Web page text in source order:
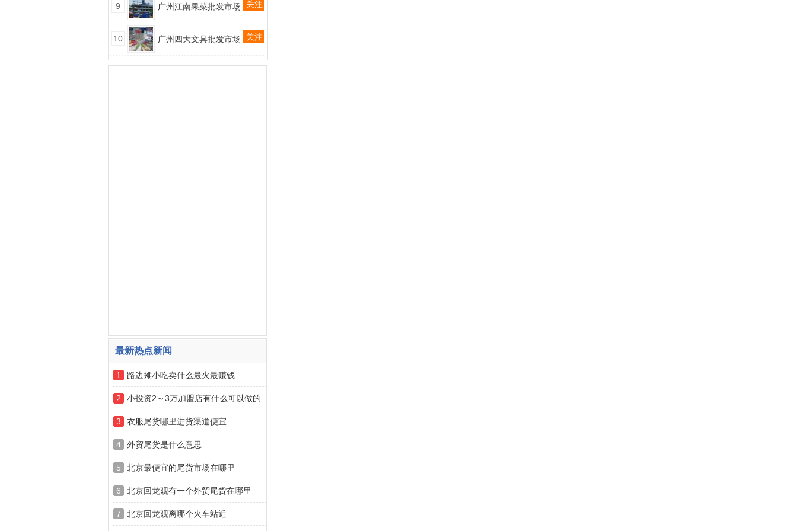
9 广州江南果菜批发市场 关注
10 广州四大文具批发市场 关注
最新热点新闻
1 路边摊小吃卖什么最火最赚钱
2 小投资2～3万加盟店有什么可以做的
3 衣服尾货哪里进货渠道便宜
4 外贸尾货是什么意思
5 北京最便宜的尾货市场在哪里
6 北京回龙观有一个外贸尾货在哪里
7 北京回龙观离哪个火车站近